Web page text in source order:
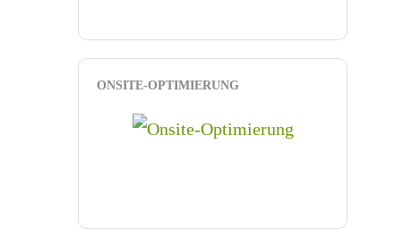
ONSITE-OPTIMIERUNG